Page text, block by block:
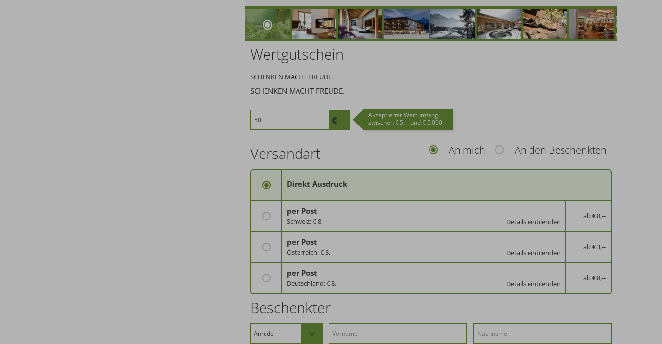
Wertgutschein
SCHENKEN MACHT FREUDE.
SCHENKEN MACHT FREUDE.
Akzeptierter Wertumfang:
zwischen € 5,-- und € 5.000,--
Versandart An den Beschenkten
An mich
Direkt Ausdruck
ab € 8,--
per Post
Details einblenden
Schweiz: € 8,--
ab € 3,--
per Post
Details einblenden
Österreich: € 3,--
ab € 8,--
per Post
Details einblenden
Deutschland: € 8,--
Beschenkter